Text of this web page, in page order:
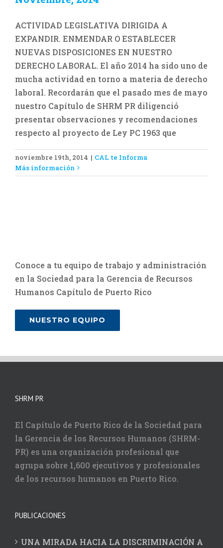
ACTIVIDAD LEGISLATIVA DIRIGIDA A
EXPANDIR. ENMENDAR O ESTABLECER
NUEVAS DISPOSICIONES EN NUESTRO
DERECHO LABORAL. El año 2014 ha sido uno de
mucha actividad en torno a materia de derecho
laboral. Recordarán que el pasado mes de mayo
nuestro Capítulo de SHRM PR diligenció
presentar observaciones y recomendaciones
respecto al proyecto de Ley PC 1963 que
noviembre 19th, 2014 | CAL te Informa
Más información
Conoce a tu equipo de trabajo y administración
en la Sociedad para la Gerencia de Recursos
Humanos Capítulo de Puerto Rico
NUESTRO EQUIPO
SHRM PR
El Capítulo de Puerto Rico de la Sociedad para
la Gerencia de los Recursos Humanos (SHRM-
PR) es una organización profesional que
agrupa sobre 1,600 ejecutivos y profesionales
de los recursos humanos en Puerto Rico.
PUBLICACIONES
UNA MIRADA HACIA LA DISCRIMINACIÓN A